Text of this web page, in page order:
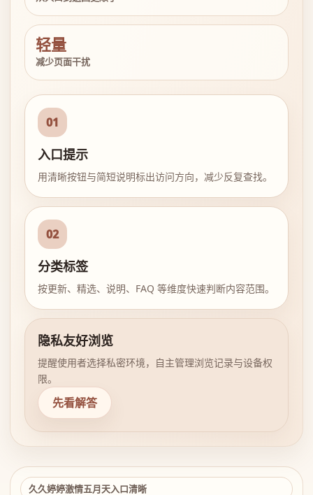
轻量
减少页面干扰
01
入口提示
用清晰按钮与简短说明标出访问方向，减少反复查找。
02
分类标签
按更新、精选、说明、FAQ 等维度快速判断内容范围。
隐私友好浏览
提醒使用者选择私密环境，自主管理浏览记录与设备权
限。
先看解答
久久婷婷激情五月天入口清晰